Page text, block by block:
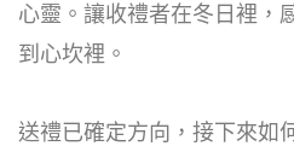
心靈。讓收禮者在冬日裡，
到心坎裡。
送禮已確定方向，接下來如